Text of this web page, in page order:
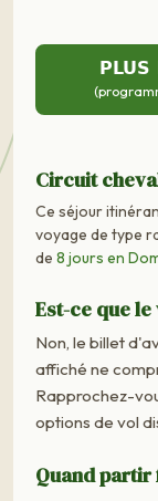
Circuit
Ce séjour
voyage de type
de 8 jours en
Est-ce que
Non, le billet
affiché ne
Rapprochez-
options de vol
Quand partir